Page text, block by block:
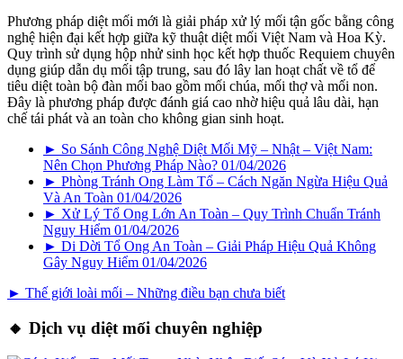
Phương pháp diệt mối mới là giải pháp xử lý mối tận gốc bằng công
nghệ hiện đại kết hợp giữa kỹ thuật diệt mối Việt Nam và Hoa Kỳ.
Quy trình sử dụng hộp nhử sinh học kết hợp thuốc Requiem chuyên
dụng giúp dẫn dụ mối tập trung, sau đó lây lan hoạt chất về tổ để
tiêu diệt toàn bộ đàn mối bao gồm mối chúa, mối thợ và mối non.
Đây là phương pháp được đánh giá cao nhờ hiệu quả lâu dài, hạn
chế tái phát và an toàn cho không gian sinh hoạt.
► So Sánh Công Nghệ Diệt Mối Mỹ – Nhật – Việt Nam:
Nên Chọn Phương Pháp Nào? 01/04/2026
► Phòng Tránh Ong Làm Tổ – Cách Ngăn Ngừa Hiệu Quả
Và An Toàn 01/04/2026
► Xử Lý Tổ Ong Lớn An Toàn – Quy Trình Chuẩn Tránh
Nguy Hiểm 01/04/2026
► Di Dời Tổ Ong An Toàn – Giải Pháp Hiệu Quả Không
Gây Nguy Hiểm 01/04/2026
► Thế giới loài mối – Những điều bạn chưa biết
🔸 Dịch vụ diệt mối chuyên nghiệp